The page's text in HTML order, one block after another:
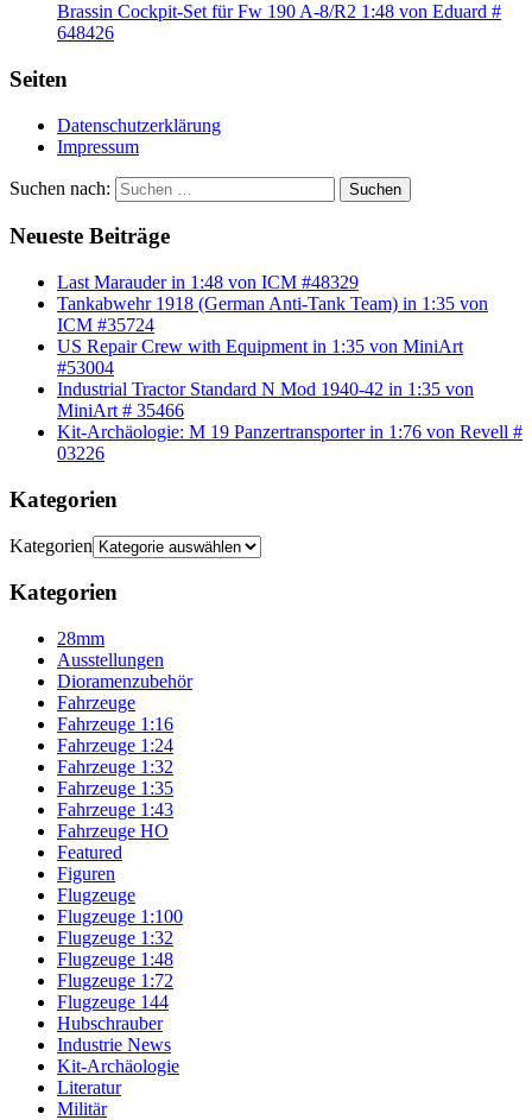
Brassin Cockpit-Set für Fw 190 A-8/R2 1:48 von Eduard #
648426
Seiten
Datenschutzerklärung
Impressum
Suchen nach: Suchen
Neueste Beiträge
Last Marauder in 1:48 von ICM #48329
Tankabwehr 1918 (German Anti-Tank Team) in 1:35 von
ICM #35724
US Repair Crew with Equipment in 1:35 von MiniArt
#53004
Industrial Tractor Standard N Mod 1940-42 in 1:35 von
MiniArt # 35466
Kit-Archäologie: M 19 Panzertransporter in 1:76 von Revell #
03226
Kategorien
Kategorien
Kategorien
28mm
Ausstellungen
Dioramenzubehör
Fahrzeuge
Fahrzeuge 1:16
Fahrzeuge 1:24
Fahrzeuge 1:32
Fahrzeuge 1:35
Fahrzeuge 1:43
Fahrzeuge HO
Featured
Figuren
Flugzeuge
Flugzeuge 1:100
Flugzeuge 1:32
Flugzeuge 1:48
Flugzeuge 1:72
Flugzeuge 144
Hubschrauber
Industrie News
Kit-Archäologie
Literatur
Militär